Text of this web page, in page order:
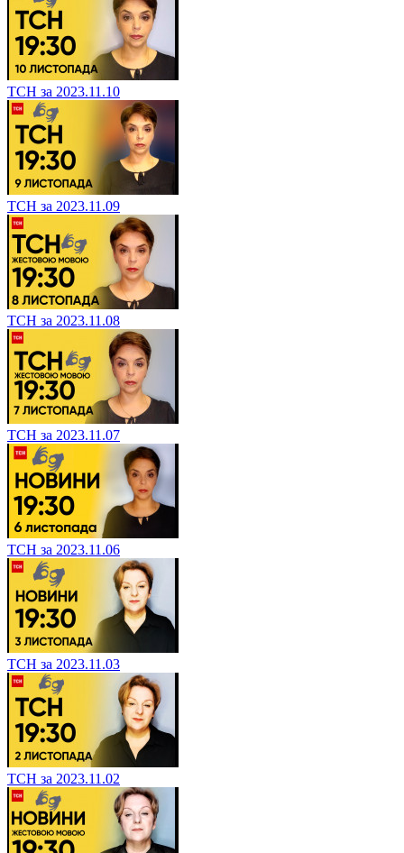
ТСН за 2023.11.10
ТСН за 2023.11.09
ТСН за 2023.11.08
ТСН за 2023.11.07
ТСН за 2023.11.06
ТСН за 2023.11.03
ТСН за 2023.11.02